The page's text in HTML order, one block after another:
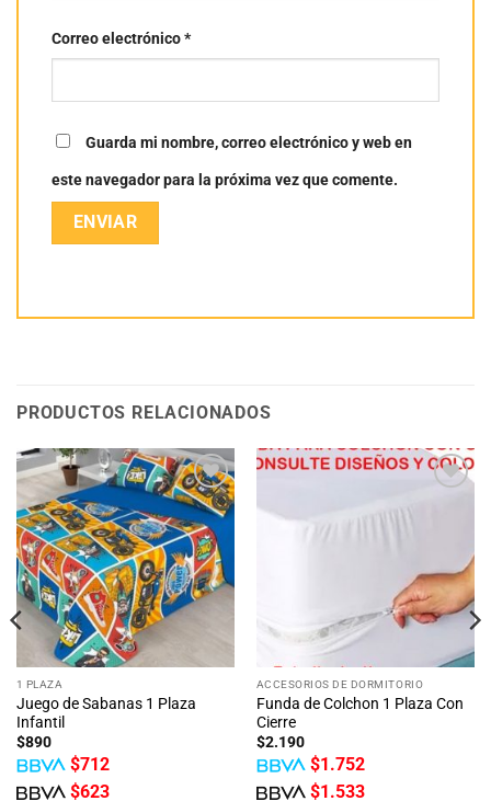
Correo electrónico*
Guarda mi nombre, correo electrónico y web en
este navegador para la próxima vez que comente.
PRODUCTOS RELACIONADOS
1 PLAZA
Juego de Sabanas 1 Plaza
Infantil
$890
$712
$623
ACCESORIOS DE DORMITORIO
Funda de Colchon 1 Plaza Con
Cierre
$2.190
$1.752
$1.533